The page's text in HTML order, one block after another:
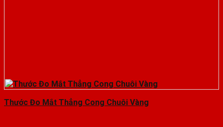
Thước Đo Mắt Thẳng Cong Chuôi Vàng